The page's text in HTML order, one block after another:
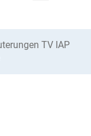
TV IAP